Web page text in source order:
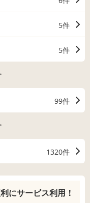
5件
5件
99件
1320件
にサービス利用！